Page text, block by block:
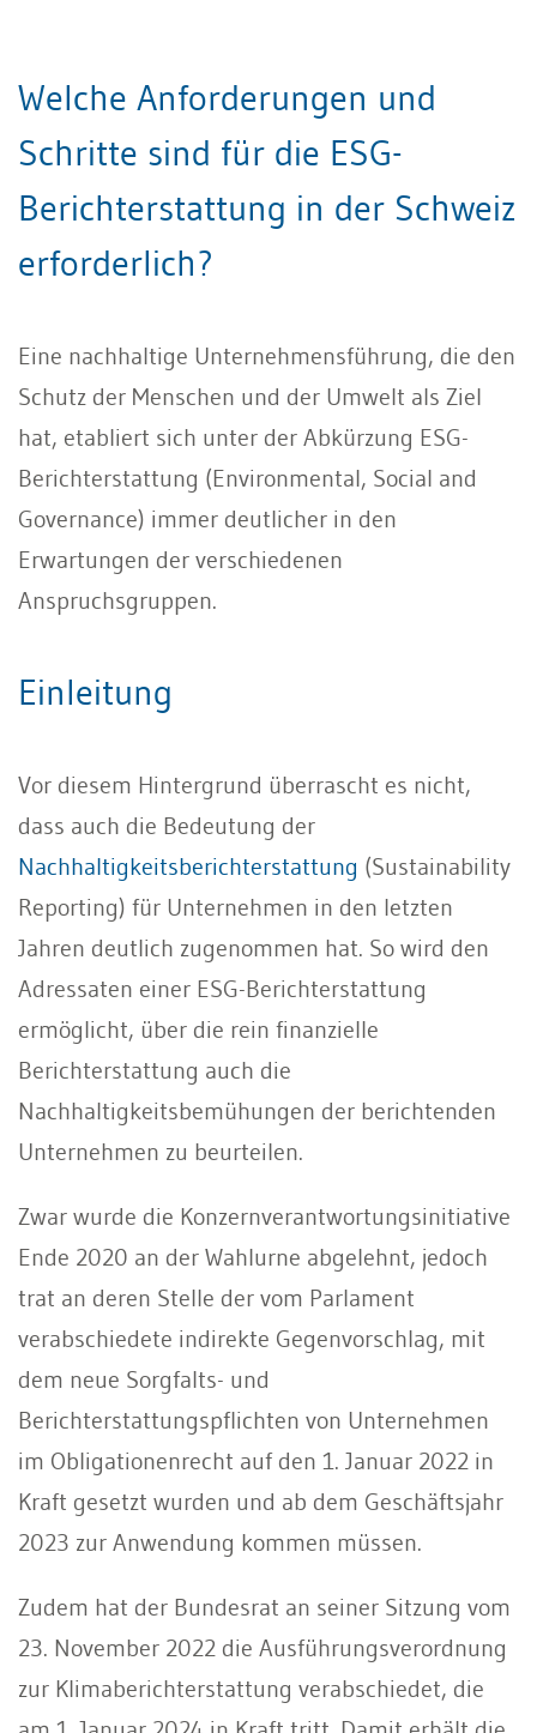
Welche Anforderungen und
Schritte sind für die ESG-
Berichterstattung in der Schweiz
erforderlich?
Eine nachhaltige Unternehmensführung, die den
Schutz der Menschen und der Umwelt als Ziel
hat, etabliert sich unter der Abkürzung ESG-
Berichterstattung (Environmental, Social and
Governance) immer deutlicher in den
Erwartungen der verschiedenen
Anspruchsgruppen.
Einleitung
Vor diesem Hintergrund überrascht es nicht,
dass auch die Bedeutung der
Nachhaltigkeitsberichterstattung (Sustainability
Reporting) für Unternehmen in den letzten
Jahren deutlich zugenommen hat. So wird den
Adressaten einer ESG-Berichterstattung
ermöglicht, über die rein finanzielle
Berichterstattung auch die
Nachhaltigkeitsbemühungen der berichtenden
Unternehmen zu beurteilen.
Zwar wurde die Konzernverantwortungsinitiative
Ende 2020 an der Wahlurne abgelehnt, jedoch
trat an deren Stelle der vom Parlament
verabschiedete indirekte Gegenvorschlag, mit
dem neue Sorgfalts- und
Berichterstattungspflichten von Unternehmen
im Obligationenrecht auf den 1. Januar 2022 in
Kraft gesetzt wurden und ab dem Geschäftsjahr
2023 zur Anwendung kommen müssen.
Zudem hat der Bundesrat an seiner Sitzung vom
23. November 2022 die Ausführungsverordnung
zur Klimaberichterstattung verabschiedet, die